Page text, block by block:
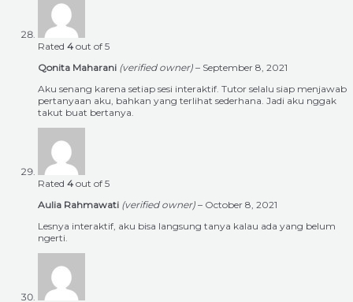
Rated 4 out of 5
Qonita Maharani (verified owner) – September 8, 2021
Aku senang karena setiap sesi interaktif. Tutor selalu siap menjawab
pertanyaan aku, bahkan yang terlihat sederhana. Jadi aku nggak
takut buat bertanya.
Rated 4 out of 5
Aulia Rahmawati (verified owner) – October 8, 2021
Lesnya interaktif, aku bisa langsung tanya kalau ada yang belum
ngerti.